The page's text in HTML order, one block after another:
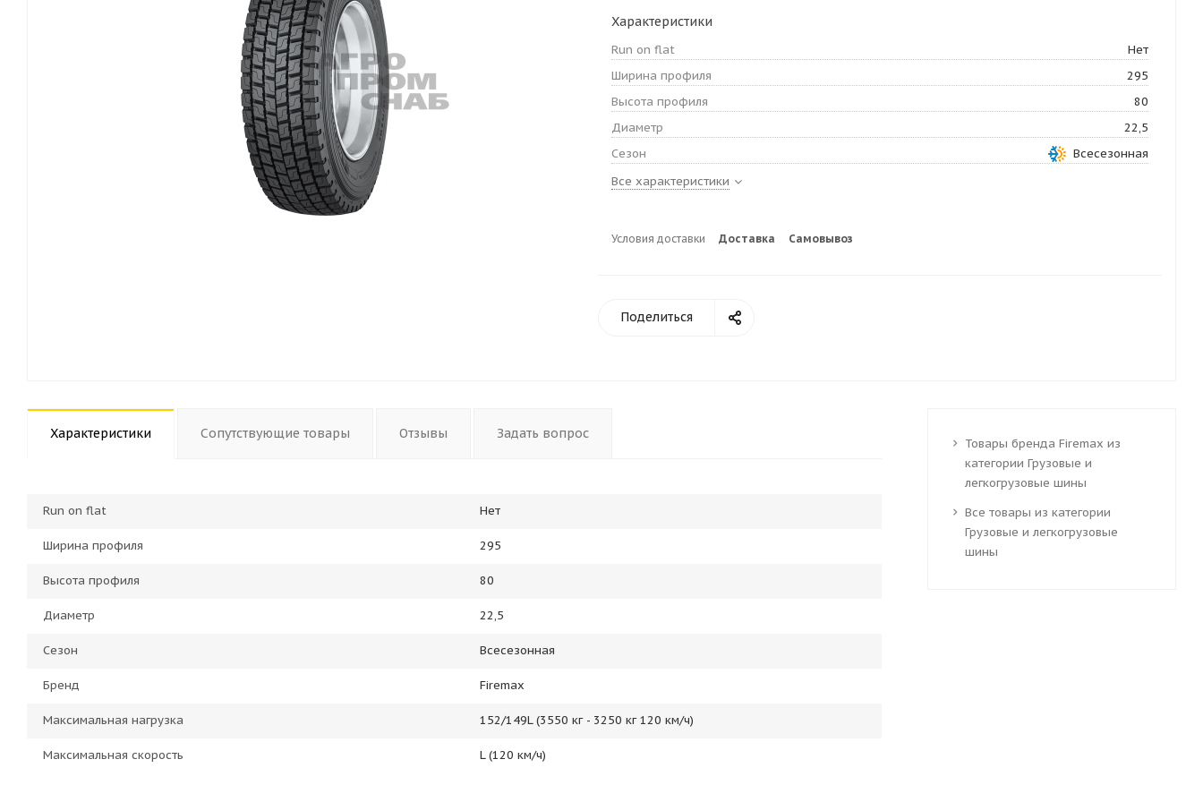
Характеристики
Run on flat
Нет
Ширина профиля
295
Высота профиля
80
Диаметр
22,5
Сезон
Всесезонная
Все характеристики
Условия доставки Доставка Самовывоз
Поделиться
Характеристики Сопутствующие товары Отзывы Задать вопрос
Run on flat Нет
Ширина профиля 295
Высота профиля 80
Диаметр 22,5
Сезон Всесезонная
Бренд Firemax
Максимальная нагрузка 152/149L (3550 кг - 3250 кг 120 км/ч)
Максимальная скорость L (120 км/ч)
Товары бренда Firemax из
категории Грузовые и
легкогрузовые шины
Все товары из категории
Грузовые и легкогрузовые
шины